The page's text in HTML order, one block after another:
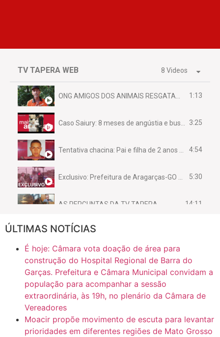
TV TAPERA WEB 8 Videos
1:13
3:25
4:54
5:30
AS PERGUNTAS DA TV TAPERA 14:11
CASO SAIURY - SEM CORTES
Mini Ginásio de Aragarças- Só a bo$ta 6:31
ÚLTIMAS NOTÍCIAS
É hoje: Câmara vota doação de área para
construção do Hospital Regional de Barra do
Garças. Prefeitura e Câmara Municipal convidam a
população para acompanhar a sessão
extraordinária, às 19h, no plenário da Câmara de
Vereadores
Moacir propõe movimento de escuta para levantar
prioridades em diferentes regiões de Mato Grosso